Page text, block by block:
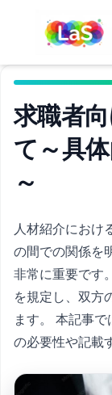
求職者
て～具
～
人材紹介におけ
の間での関係を
非常に重要です
を規定し、双方
ます。 本記事
の必要性や記載